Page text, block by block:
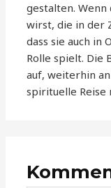
gestalten.
wirst, die in der
dass sie auch in
Rolle spielt. Die
auf, weiterhin
spirituelle Reise